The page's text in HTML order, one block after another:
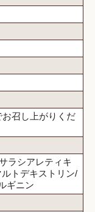
召し上がりくだ
ラシアレティキ
トデキストリン/
ギニン